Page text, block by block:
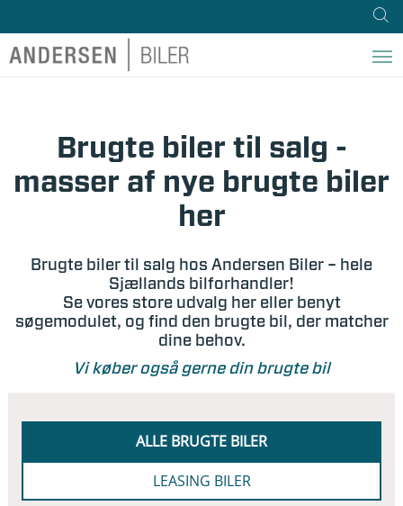
Brugte biler til salg -
masser af nye brugte biler
her
Brugte biler til salg hos Andersen Biler – hele
Sjællands bilforhandler!
Se vores store udvalg her eller benyt
søgemodulet, og find den brugte bil, der matcher
dine behov.
Vi køber også gerne din brugte bil
ALLE BRUGTE BILER
LEASING BILER